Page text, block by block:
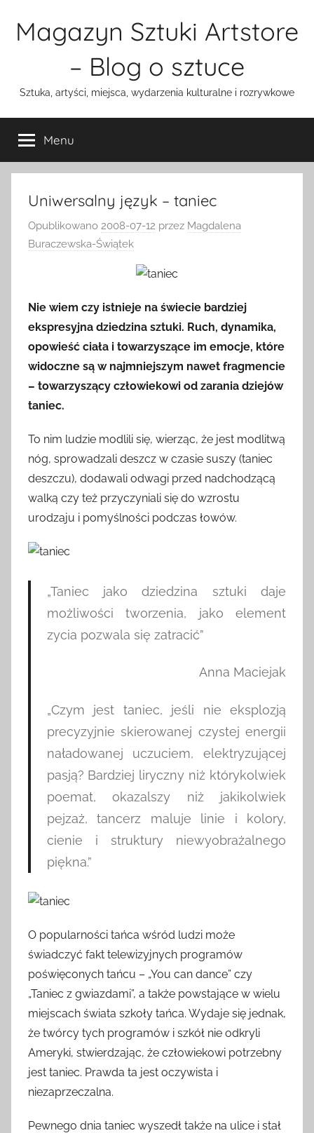
Magazyn Sztuki Artstore
– Blog o sztuce
Sztuka, artyści, miejsca, wydarzenia kulturalne i rozrywkowe
Menu
Uniwersalny język – taniec
Opublikowano 2008-07-12 przez Magdalena
Buraczewska-Świątek
Nie wiem czy istnieje na świecie bardziej
ekspresyjna dziedzina sztuki. Ruch, dynamika,
opowieść ciała i towarzyszące im emocje, które
widoczne są w najmniejszym nawet fragmencie
– towarzyszący człowiekowi od zarania dziejów
taniec.
To nim ludzie modlili się, wierząc, że jest modlitwą
nóg, sprowadzali deszcz w czasie suszy (taniec
deszczu), dodawali odwagi przed nadchodzącą
walką czy też przyczyniali się do wzrostu
urodzaju i pomyślności podczas łowów.
„Taniec jako dziedzina sztuki daje
możliwości tworzenia, jako element
zycia pozwala się zatracić”
Anna Maciejak
„Czym jest taniec, jeśli nie eksplozją
precyzyjnie skierowanej czystej energii
naładowanej uczuciem, elektryzującej
pasją? Bardziej liryczny niż którykolwiek
poemat, okazalszy niż jakikolwiek
pejzaż, tancerz maluje linie i kolory,
cienie i struktury niewyobrażalnego
piękna.”
O popularności tańca wśród ludzi może
świadczyć fakt telewizyjnych programów
poświęconych tańcu – „You can dance” czy
„Taniec z gwiazdami”, a także powstające w wielu
miejscach świata szkoły tańca. Wydaje się jednak,
że twórcy tych programów i szkół nie odkryli
Ameryki, stwierdzając, że człowiekowi potrzebny
jest taniec. Prawda ta jest oczywista i
niezaprzeczalna.
Pewnego dnia taniec wyszedł także na ulice i stał